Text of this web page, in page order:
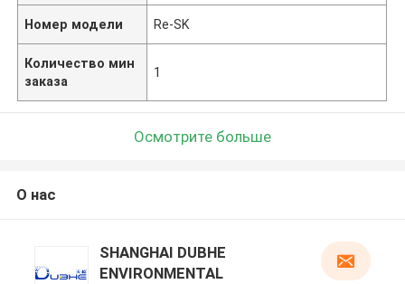
Номер модели Re-SK
Количество мин
заказа
1
Осмотрите больше
О нас
SHANGHAI DUBHE
ENVIRONMENTAL